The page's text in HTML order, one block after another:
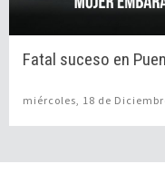
Fatal suceso en
miércoles, 18 de